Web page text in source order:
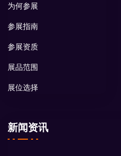
为何参展
参展指南
参展资质
展品范围
展位选择
新闻资讯